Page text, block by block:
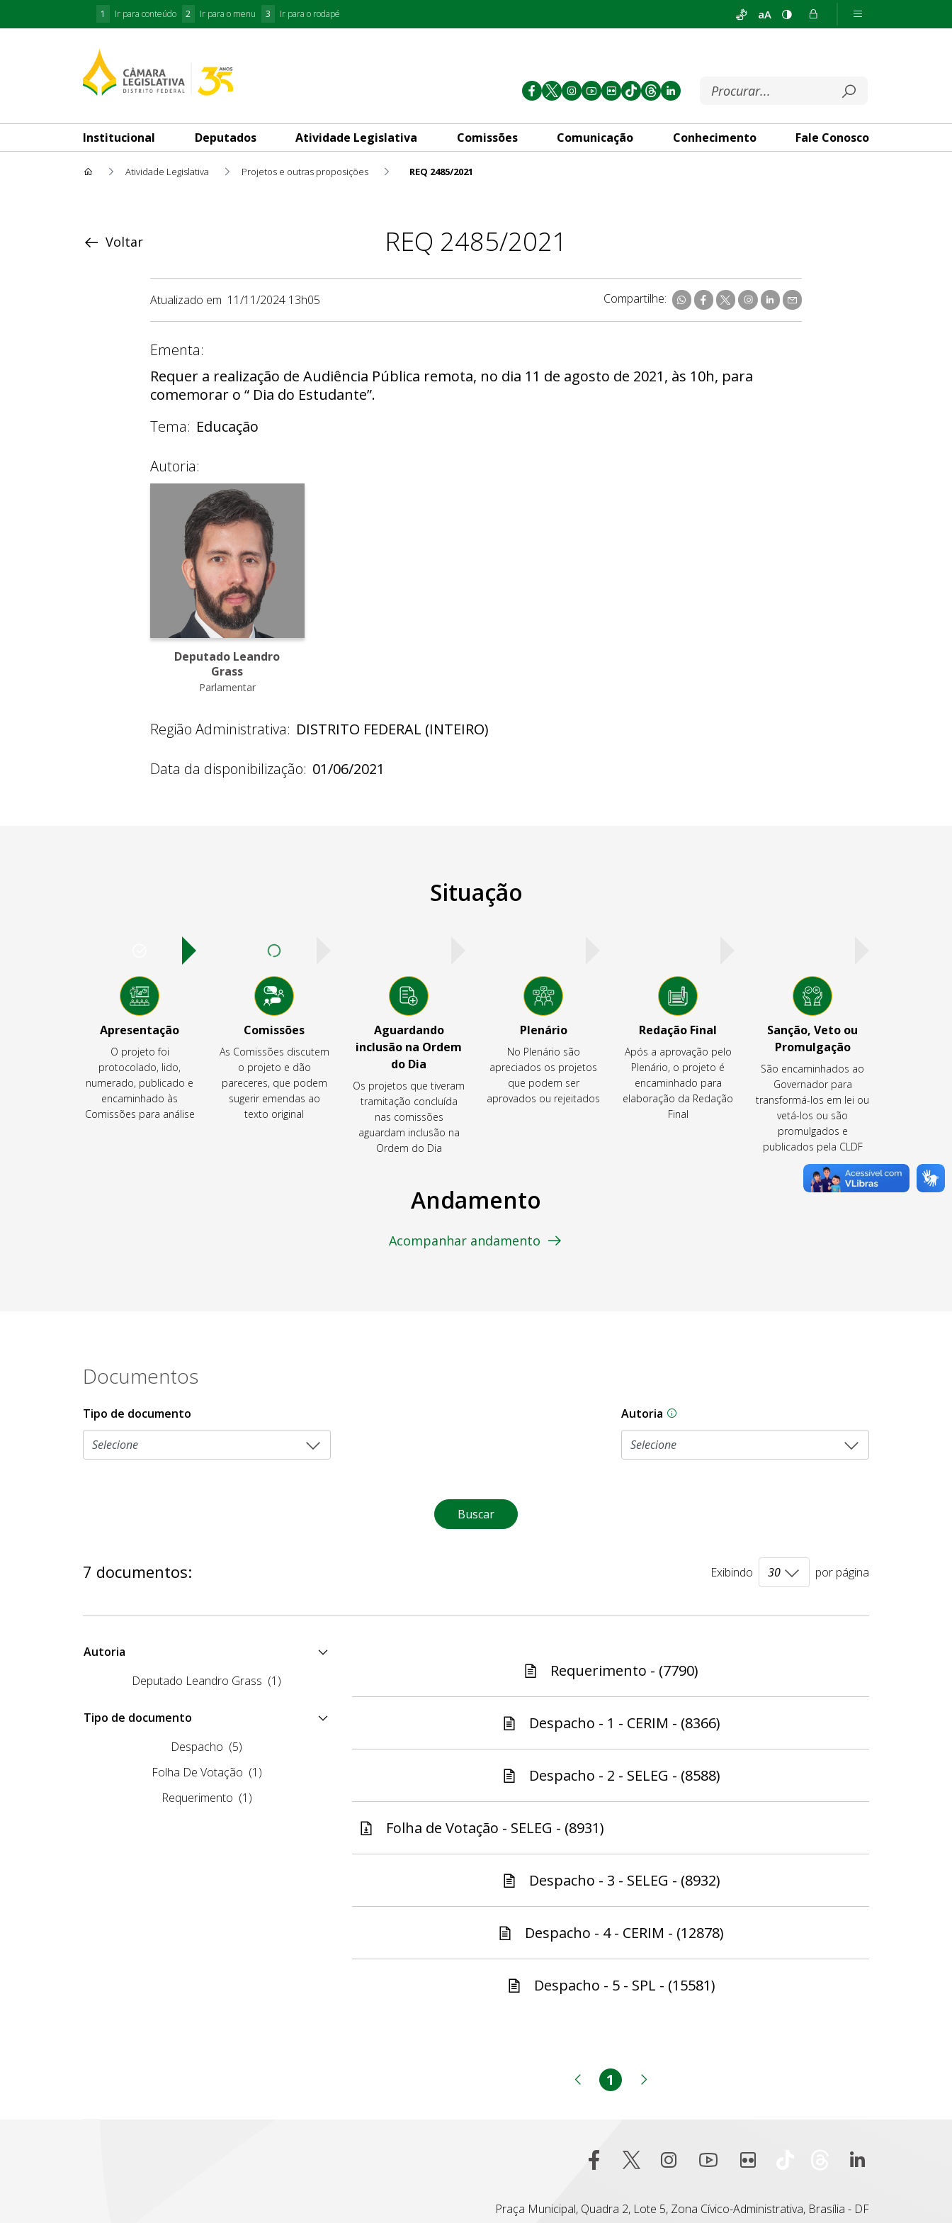
1 Ir para conteúdo 2 Ir para o menu 3 Ir para o rodapé aA
Institucional Deputados Atividade Legislativa Comissões Comunicação Conhecimento Fale Conosco
Atividade Legislativa Projetos e outras proposições REQ 2485/2021
REQ 2485/2021
Voltar
Atualizado em 11/11/2024 13h05 Compartilhe:
Ementa:
Requer a realização de Audiência Pública remota, no dia 11 de agosto de 2021, às 10h, para
comemorar o “ Dia do Estudante”.
Tema: Educação
Autoria:
Deputado Leandro
Grass
Parlamentar
Região Administrativa: DISTRITO FEDERAL (INTEIRO)
Data da disponibilização: 01/06/2021
Situação
Apresentação
O projeto foi
protocolado, lido,
numerado, publicado e
encaminhado às
Comissões para análise
Comissões
As Comissões discutem
o projeto e dão
pareceres, que podem
sugerir emendas ao
texto original
Aguardando
inclusão na Ordem
do Dia
Os projetos que tiveram
tramitação concluída
nas comissões
aguardam inclusão na
Ordem do Dia
Plenário
No Plenário são
apreciados os projetos
que podem ser
aprovados ou rejeitados
Redação Final
Após a aprovação pelo
Plenário, o projeto é
encaminhado para
elaboração da Redação
Final
Sanção, Veto ou
Promulgação
São encaminhados ao
Governador para
transformá-los em lei ou
vetá-los ou são
promulgados e
publicados pela CLDF
Andamento
Acompanhar andamento
Documentos
Tipo de documento Autoria As proposições legislativas na CLDF podem ser
Buscar
7 documentos: Exibindo por página
Autoria
Deputado Leandro Grass (1)
Tipo de documento
Despacho (5)
Folha De Votação (1)
Requerimento (1)
Requerimento - (7790)
Despacho - 1 - CERIM - (8366)
Despacho - 2 - SELEG - (8588)
Folha de Votação - SELEG - (8931)
Despacho - 3 - SELEG - (8932)
Despacho - 4 - CERIM - (12878)
Despacho - 5 - SPL - (15581)
Página anterior
Página
1
Praça Municipal, Quadra 2, Lote 5, Zona Cívico-Administrativa, Brasília - DF